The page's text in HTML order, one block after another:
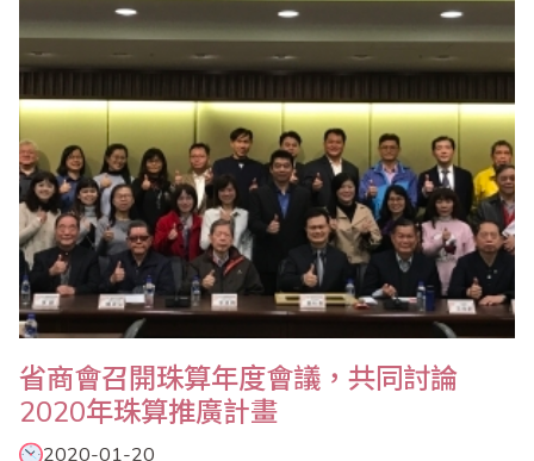
場地問題，遲至比賽前三天才獲得部份解除，方能完成此次..
​省商會召開珠算年度會議，共同討論
2020年珠算推廣計畫
2020-01-20